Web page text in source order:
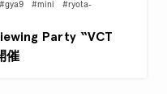
#gya9 #mini
#ryota-
Party “VCT
催